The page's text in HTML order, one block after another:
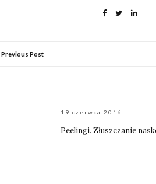
Previous Post
19 czerwca 2016
Peelingi. Złuszczanie